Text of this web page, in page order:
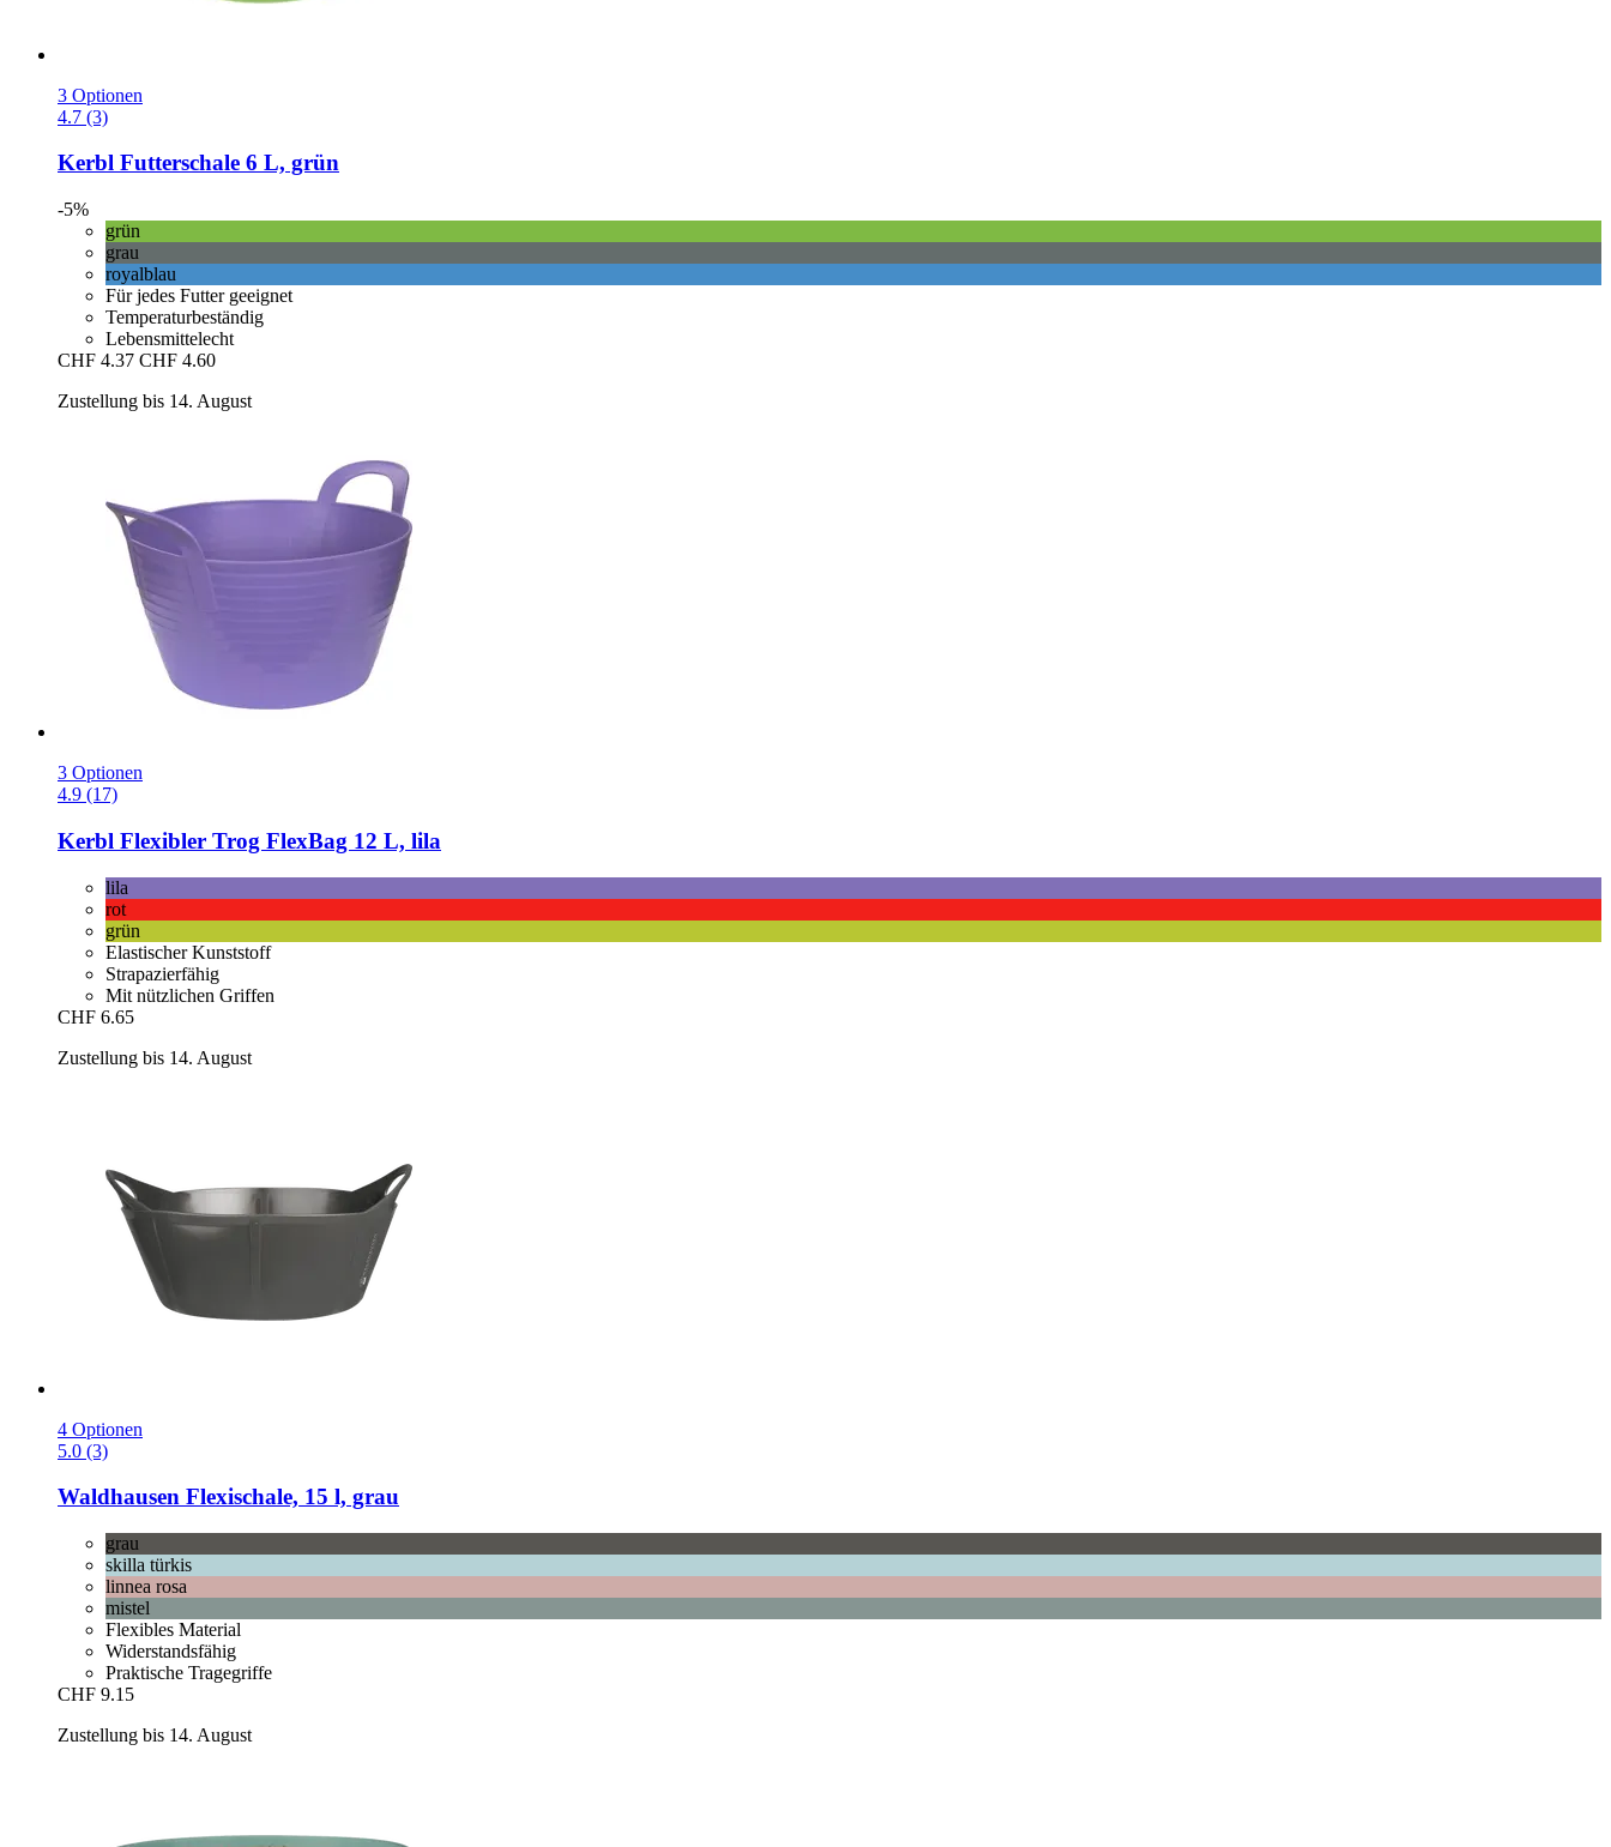
3 Optionen
4.7 (3)
Kerbl Futterschale 6 L, grün
-5%
grün
grau
royalblau
Für jedes Futter geeignet
Temperaturbeständig
Lebensmittelecht
CHF 4.37 CHF 4.60
Zustellung bis 14. August
3 Optionen
4.9 (17)
Kerbl Flexibler Trog FlexBag 12 L, lila
lila
rot
grün
Elastischer Kunststoff
Strapazierfähig
Mit nützlichen Griffen
CHF 6.65
Zustellung bis 14. August
4 Optionen
5.0 (3)
Waldhausen Flexischale, 15 l, grau
grau
skilla türkis
linnea rosa
mistel
Flexibles Material
Widerstandsfähig
Praktische Tragegriffe
CHF 9.15
Zustellung bis 14. August